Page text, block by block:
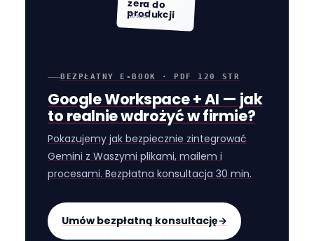
produkcji
120 stron
BEZPŁATNY E-BOOK · PDF 120 STR
Google Workspace + AI — jak
to realnie wdrożyć w firmie?
Pokazujemy jak bezpiecznie zintegrować
Gemini z Waszymi plikami, mailem i
procesami. Bezpłatna konsultacja 30 min.
Umów bezpłatną konsultację→